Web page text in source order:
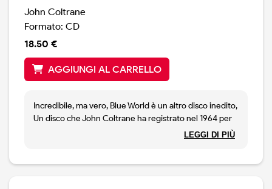
John Coltrane
Formato: CD
18.50 €
AGGIUNGI AL CARRELLO
Incredibile, ma vero, Blue World è un altro disco inedito,
Un disco che John Coltrane ha registrato nel 1964 per
la colonna sonora di un film canadese ( Le Chat Dans
LEGGI DI PIÙ